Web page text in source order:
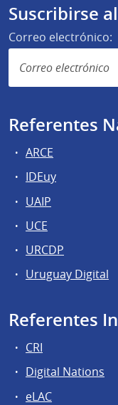
Suscribirse
Correo electrónico:
Referentes
ARCE
IDEuy
UAIP
UCE
URCDP
Uruguay Digital
Referentes
CRI
Digital Nations
eLAC